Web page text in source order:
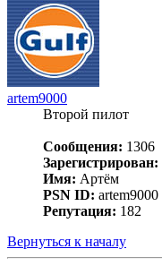
artem9000
Второй пилот
Сообщения: 1306
Зарегистрирован:
Имя: Артём
PSN ID: artem9000
Репутация: 182
Вернуться к началу